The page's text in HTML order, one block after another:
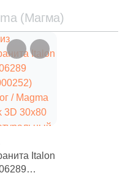
(Магма)
Italon